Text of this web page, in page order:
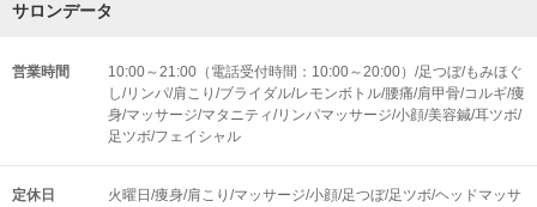
サロンデータ
営業時間
10:00～21:00（電話受付時間：10:00～20:00）/足つぼ/もみほぐ
し/リンパ/肩こり/ブライダル/レモンボトル/腰痛/肩甲骨/コルギ/痩
身/マッサージ/マタニティ/リンパマッサージ/小顔/美容鍼/耳ツボ/
足ツボ/フェイシャル
定休日
火曜日/痩身/肩こり/マッサージ/小顔/足つぼ/足ツボ/ヘッドマッサ